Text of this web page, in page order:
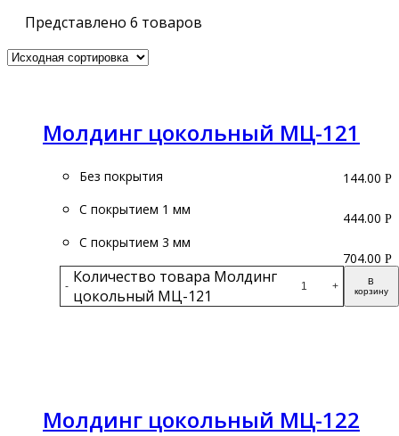
Представлено 6 товаров
Молдинг цокольный МЦ-121
Без покрытия
С покрытием 1 мм
С покрытием 3 мм
- Количество товара Молдинг
цокольный МЦ-121
+
В
корзину
144.00 Р
444.00 Р
704.00 Р
Молдинг цокольный МЦ-122